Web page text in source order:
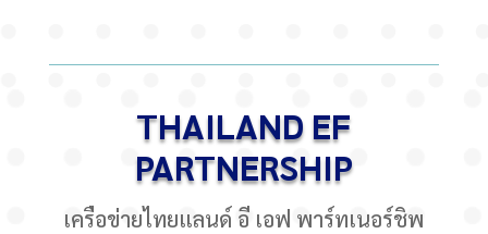
THAILAND EF
PARTNERSHIP
เครือข่ายไทยแลนด์ อี เอฟ พาร์ทเนอร์ชิพ